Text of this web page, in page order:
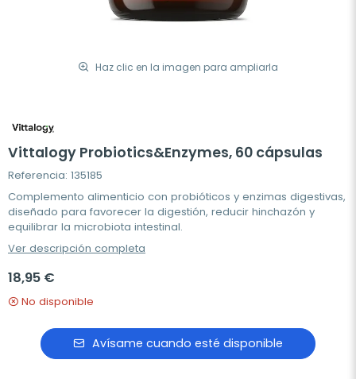
Haz clic en la imagen para ampliarla
Vittalogy Probiotics&Enzymes, 60 cápsulas
Referencia: 135185
Complemento alimenticio con probióticos y enzimas digestivas,
diseñado para favorecer la digestión, reducir hinchazón y
equilibrar la microbiota intestinal.
Ver descripción completa
18,95 €
No disponible
Avísame cuando esté disponible